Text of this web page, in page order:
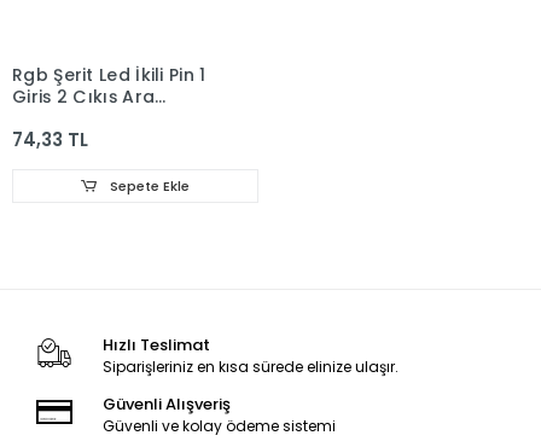
Rgb Şerit Led İkili Pin 1
Giriş 2 Çıkış Ara
İğne
74,33 TL
Sepete Ekle
Hızlı Teslimat
Siparişleriniz en kısa sürede elinize ulaşır.
Güvenli Alışveriş
Güvenli ve kolay ödeme sistemi